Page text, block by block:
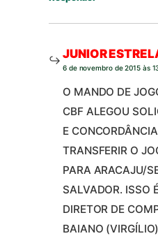
JUNIOR
6 de novembro de 2015 às
O MANDO DE
CBF ALEGOU
E
TRANSFERIR O
PARA ARACAJU/
SALVADOR. ISSO
DIRETOR DE
BAIANO